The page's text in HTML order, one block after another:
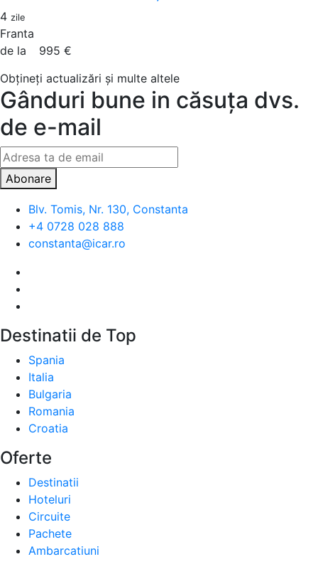
4 zile
Franta
de la 995 €
Obțineți actualizări și multe altele
Gânduri bune in căsuța dvs.
de e-mail
Abonare
Blv. Tomis, Nr. 130, Constanta
+4 0728 028 888
constanta@icar.ro
Destinatii de Top
Spania
Italia
Bulgaria
Romania
Croatia
Oferte
Destinatii
Hoteluri
Circuite
Pachete
Ambarcatiuni